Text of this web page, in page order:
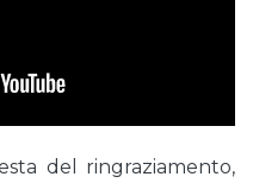
del ringraziamento,